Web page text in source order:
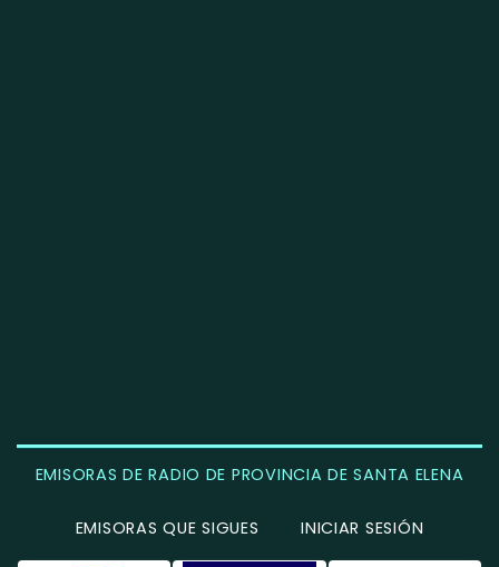
EMISORAS DE RADIO DE PROVINCIA DE SANTA ELENA
EMISORAS QUE SIGUES INICIAR SESIÓN